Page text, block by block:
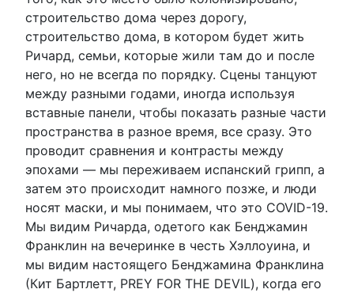
строительство дома через дорогу,
строительство дома, в котором будет жить
Ричард, семьи, которые жили там до и после
него, но не всегда по порядку. Сцены танцуют
между разными годами, иногда используя
вставные панели, чтобы показать разные части
пространства в разное время, все сразу. Это
проводит сравнения и контрасты между
эпохами — мы переживаем испанский грипп, а
затем это происходит намного позже, и люди
носят маски, и мы понимаем, что это COVID-19.
Мы видим Ричарда, одетого как Бенджамин
Франклин на вечеринке в честь Хэллоуина, и
мы видим настоящего Бенджамина Франклина
(Кит Бартлетт, PREY FOR THE DEVIL), когда его